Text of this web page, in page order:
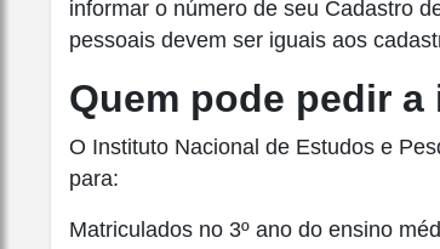
informar o número de seu Cadastro
pessoais devem ser iguais aos
Quem pode pedir a
O Instituto Nacional de Estudos e
para:
Matriculados no 3º ano do ensino